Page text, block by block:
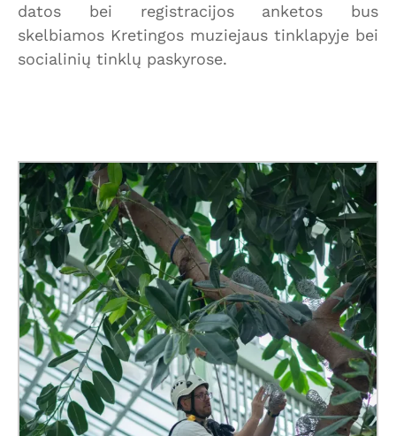
datos bei registracijos anketos bus
skelbiamos Kretingos muziejaus tinklapyje bei
socialinių tinklų paskyrose.